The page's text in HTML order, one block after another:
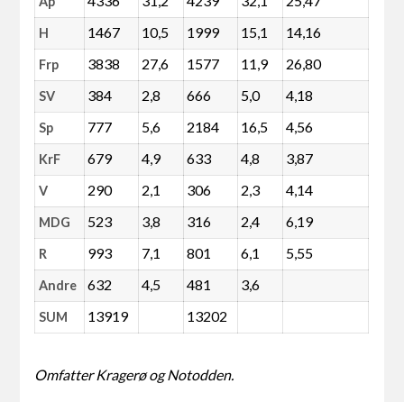
H 1467 10,5 1999 15,1 14,16
Frp 3838 27,6 1577 11,9 26,80
SV 384 2,8 666 5,0 4,18
Sp 777 5,6 2184 16,5 4,56
KrF 679 4,9 633 4,8 3,87
V 290 2,1 306 2,3 4,14
MDG 523 3,8 316 2,4 6,19
R 993 7,1 801 6,1 5,55
Andre 632 4,5 481 3,6
SUM 13919 13202
Omfatter Kragerø og Notodden.